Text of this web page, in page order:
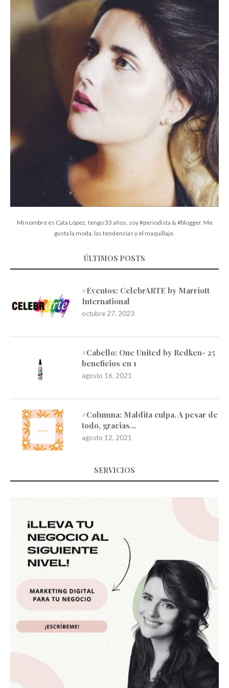
Mi nombre es Cata López, tengo 33 años, soy #periodista & #blogger. Me
gusta la moda, las tendencias y el maquillaje.
ÚLTIMOS POSTS
#Eventos: CelebrARTE by Marriott
International
octubre 27, 2023
#Cabello: One United by Redken- 25
beneficios en 1
agosto 16, 2021
#Columna: Maldita culpa. A pesar de
todo, gracias…
agosto 12, 2021
SERVICIOS